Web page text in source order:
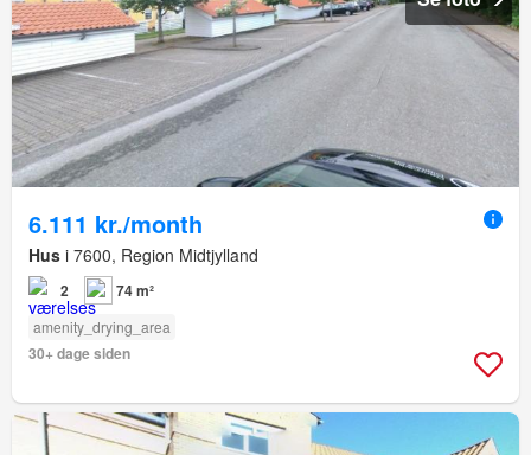
6.111 kr./month
Hus i 7600, Region Midtjylland
2 74 m²
amenity_drying_area
30+ dage siden